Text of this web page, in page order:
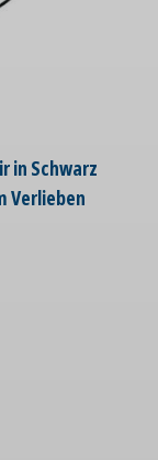
in Schwarz
Verlieben